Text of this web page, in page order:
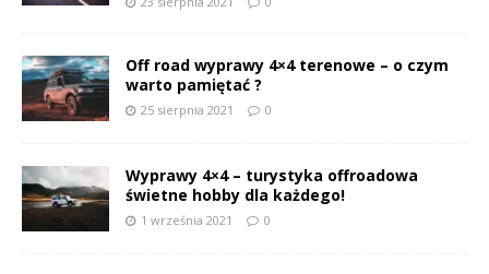
Off road wyprawy 4×4 terenowe – o czym
warto pamiętać ?
25 sierpnia 2021 0
Wyprawy 4×4 – turystyka offroadowa
świetne hobby dla każdego!
1 września 2021 0